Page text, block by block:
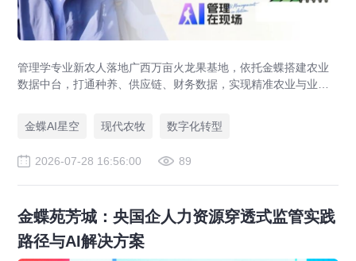
管理学专业新农人落地广西万亩火龙果基地，依托金蝶搭建农业
数据中台，打通种养、供应链、财务数据，实现精准农业与业财
金蝶AI星空
现代农牧 数字化转型
2026-07-28 16:56:00 89
金蝶苑芳城：央国企人力资源穿透式监管实践
路径与AI解决方案